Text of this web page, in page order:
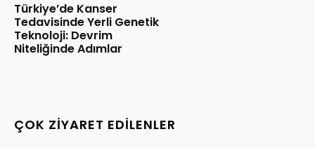
Türkiye’de Kanser
Tedavisinde Yerli Genetik
Teknoloji: Devrim
Niteliğinde Adımlar
ÇOK ZIYARET EDILENLER